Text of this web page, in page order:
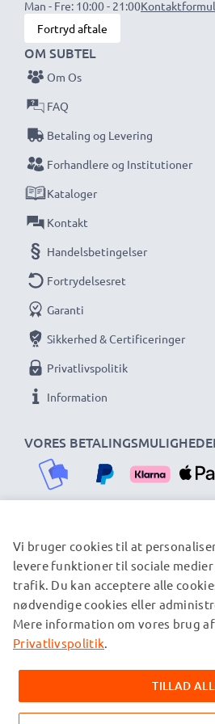
Man - Fre: 10:00 - 21:00
Fortryd aftale
VORES
OM SUBTEL
Om Os
FAQ
Betaling og Levering
Forhandlere og Institutioner
Kataloger
Kontakt
Handelsbetingelser
Fortrydelsesret
Garanti
Sikkerhed & Certificeringer
Privatlivspolitik
Information
VORES
© subtel.dk 2026
Alle priser er inklusive moms og
forsendelsesomkostninger. Bemærk
ejere og er nævnt på vores websider
oplysninger om vores produkter.
Vi bruger cookies til at
levere funktioner til sociale medier
trafik. Du kan acceptere alle
nødvendige cookies eller
Mere information om vores brug
Privatlivspolitik.
TILLAD